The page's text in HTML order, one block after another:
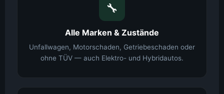
🔧
Alle Marken & Zustände
Unfallwagen, Motorschaden, Getriebeschaden oder
ohne TÜV — auch Elektro- und Hybridautos.